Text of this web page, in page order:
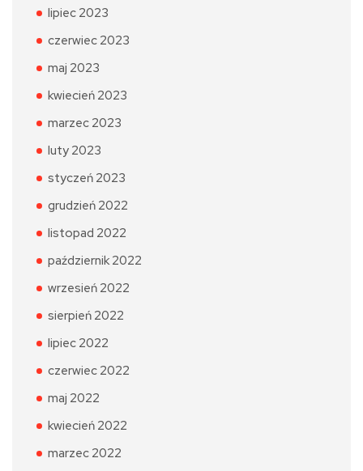
lipiec 2023
czerwiec 2023
maj 2023
kwiecień 2023
marzec 2023
luty 2023
styczeń 2023
grudzień 2022
listopad 2022
październik 2022
wrzesień 2022
sierpień 2022
lipiec 2022
czerwiec 2022
maj 2022
kwiecień 2022
marzec 2022